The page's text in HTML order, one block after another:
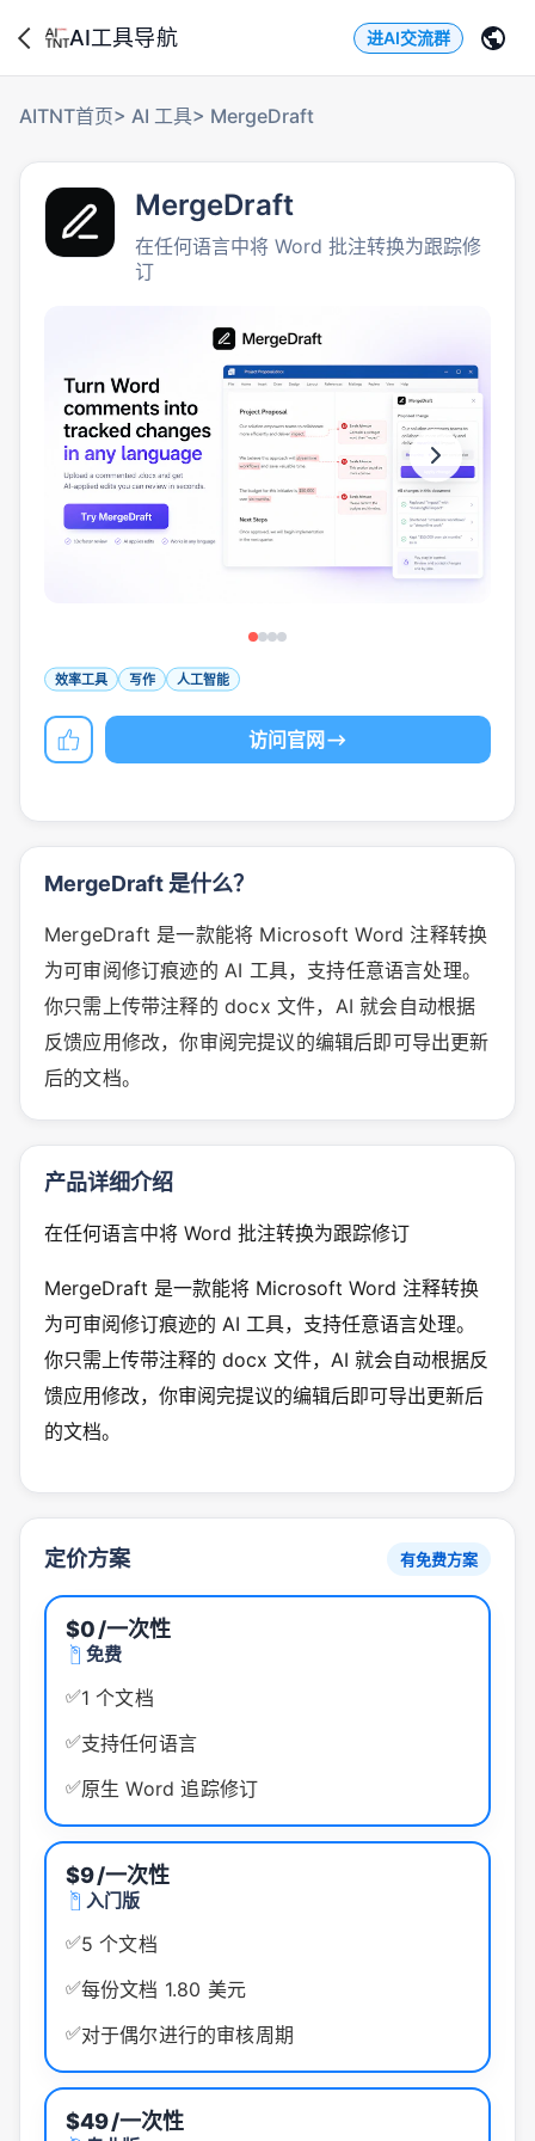
AI工具导航 进AI交流群
AITNT首页> AI 工具> MergeDraft
MergeDraft
在任何语言中将 Word 批注转换为跟踪修
订
效率工具 写作 人工智能
访问官网
MergeDraft 是什么？
MergeDraft 是一款能将 Microsoft Word 注释转换
为可审阅修订痕迹的 AI 工具，支持任意语言处理。
你只需上传带注释的 docx 文件，AI 就会自动根据
反馈应用修改，你审阅完提议的编辑后即可导出更新
后的文档。
产品详细介绍
在任何语言中将 Word 批注转换为跟踪修订
MergeDraft 是一款能将 Microsoft Word 注释转换
为可审阅修订痕迹的 AI 工具，支持任意语言处理。
你只需上传带注释的 docx 文件，AI 就会自动根据反
馈应用修改，你审阅完提议的编辑后即可导出更新后
的文档。
定价方案 有免费方案
$0/一次性
免费
✅1 个文档
✅支持任何语言
✅原生 Word 追踪修订
$9/一次性
入门版
✅5 个文档
✅每份文档 1.80 美元
✅对于偶尔进行的审核周期
$49/一次性